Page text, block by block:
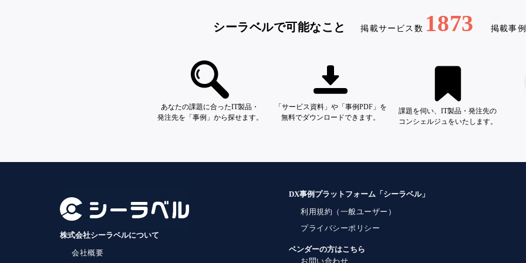
シーラベルで可能なこと 掲載サービス数 1873 掲載事
あなたの課題に合ったIT製品・
発注先を「事例」から探せます。
「サービス資料」や「事例PDF」を
無料でダウンロードできます。
課題を伺い、IT製品・発注先の
コンシェルジュをいたします。
株式会社シーラベルについて
会社概要
DX事例プラットフォーム「シーラベル」
利用規約（一般ユーザー）
プライバシーポリシー
ベンダーの方はこちら
お問い合わせ